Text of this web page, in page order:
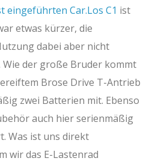
eingeführten Car.Los C1 ist
etwas kürzer, die
dabei aber nicht
der große Bruder kommt
Brose Drive T-Antrieb
zwei Batterien mit. Ebenso
auch hier serienmäßig
Was ist uns direkt
wir das E-Lastenrad